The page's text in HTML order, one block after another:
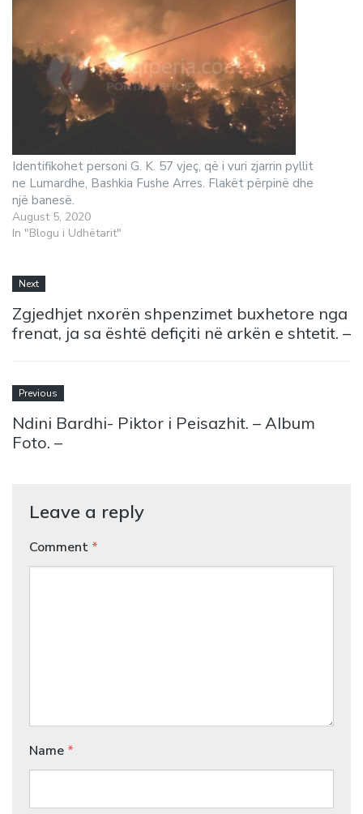
Identifikohet personi G. K. 57 vjeç, që i vuri zjarrin pyllit
ne Lumardhe, Bashkia Fushe Arres. Flakët përpinë dhe
një banesë.
August 5, 2020
In "Blogu i Udhëtarit"
Next
Zgjedhjet nxorën shpenzimet buxhetore nga
frenat, ja sa është defiçiti në arkën e shtetit. –
Previous
Ndini Bardhi- Piktor i Peisazhit. – Album
Foto. –
Leave a reply
Comment *
Name *